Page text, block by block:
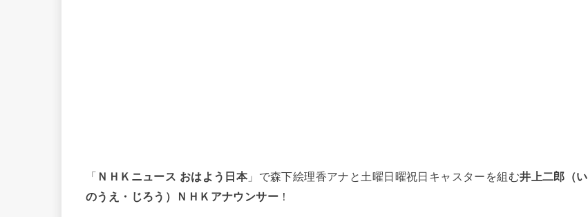
「 ＮＨＫニュース おはよう日本」で森下絵理香アナと土曜日曜祝日キャスターを組む井上二郎（い
のうえ・じろう）ＮＨＫアナウンサー ！